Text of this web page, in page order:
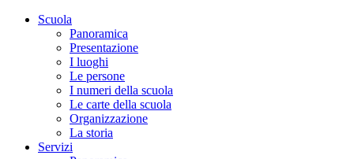
Scuola
Panoramica
Presentazione
I luoghi
Le persone
I numeri della scuola
Le carte della scuola
Organizzazione
La storia
Servizi